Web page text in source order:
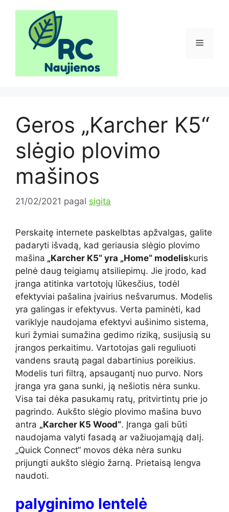
Meniu
Geros „Karcher K5“
slėgio plovimo
mašinos
21/02/2021 pagal sigita
Perskaitę internete paskelbtas apžvalgas, galite
padaryti išvadą, kad geriausia slėgio plovimo
mašina „Karcher K5“ yra „Home“ modeliskuris
pelnė daug teigiamų atsiliepimų. Jie įrodo, kad
įranga atitinka vartotojų lūkesčius, todėl
efektyviai pašalina įvairius nešvarumus. Modelis
yra galingas ir efektyvus. Verta paminėti, kad
variklyje naudojama efektyvi aušinimo sistema,
kuri žymiai sumažina gedimo riziką, susijusią su
įrangos perkaitimu. Vartotojas gali reguliuoti
vandens srautą pagal dabartinius poreikius.
Modelis turi filtrą, apsaugantį nuo purvo. Nors
įranga yra gana sunki, ją nešiotis nėra sunku.
Visa tai dėka pasukamų ratų, pritvirtintų prie jo
pagrindo. Aukšto slėgio plovimo mašina buvo
antra „Karcher K5 Wood“. Įranga gali būti
naudojama valyti fasadą ar važiuojamąją dalį.
„Quick Connect“ movos dėka nėra sunku
prijungti aukšto slėgio žarną. Prietaisą lengva
naudoti.
palyginimo lentelė